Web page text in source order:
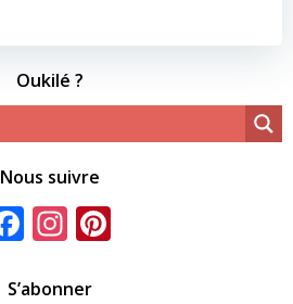
Oukilé ?
Nous suivre
Facebook
Instagram
S’abonner